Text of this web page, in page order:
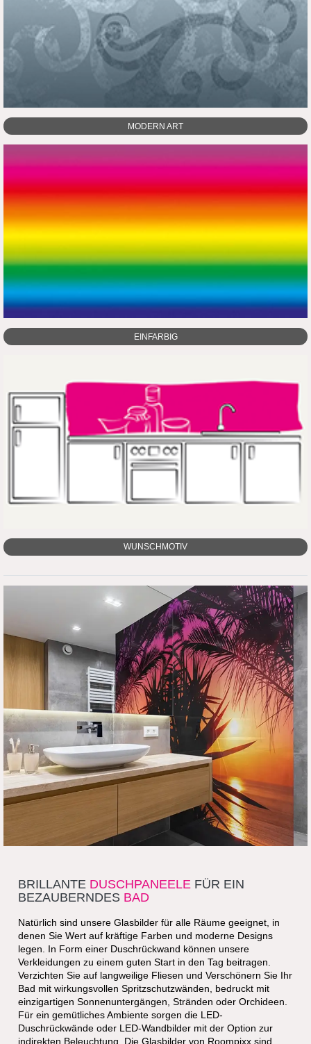
EINFARBIG
WUNSCHMOTIV
BRILLANTEDUSCHPANEELEFÜR EIN
BEZAUBERNDESBAD
Natürlich sind unsere Glasbilder für alle Räume geeignet, in